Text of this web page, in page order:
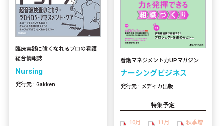
臨床実践に強くなれるプロの看護
総合情報誌
Nursing
発行元 : Gakken
看護マネジメント力UPマガジン
ナーシングビジネス
発行元 : メディカ出版
特集予定
10月
11月
秋季増